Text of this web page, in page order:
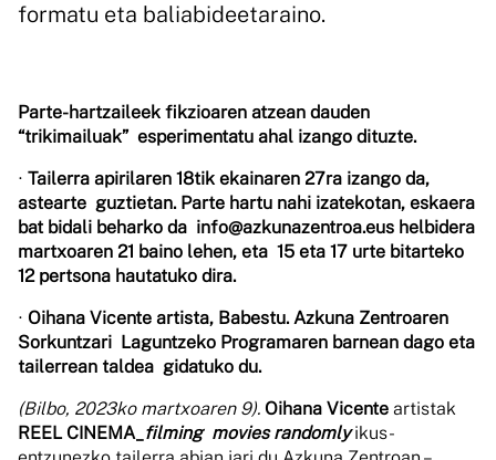
formatu eta baliabideetaraino.
Parte-hartzaileek fikzioaren atzean dauden
“trikimailuak” esperimentatu ahal izango dituzte.
∙ Tailerra apirilaren 18tik ekainaren 27ra izango da,
astearte guztietan. Parte hartu nahi izatekotan, eskaera
bat bidali beharko da info@azkunazentroa.eus helbidera
martxoaren 21 baino lehen, eta 15 eta 17 urte bitarteko
12 pertsona hautatuko dira.
∙ Oihana Vicente artista, Babestu. Azkuna Zentroaren
Sorkuntzari Laguntzeko Programaren barnean dago eta
tailerrean taldea gidatuko du.
(Bilbo, 2023ko martxoaren 9). Oihana Vicente artistak
REEL CINEMA_ filming movies randomlyikus-